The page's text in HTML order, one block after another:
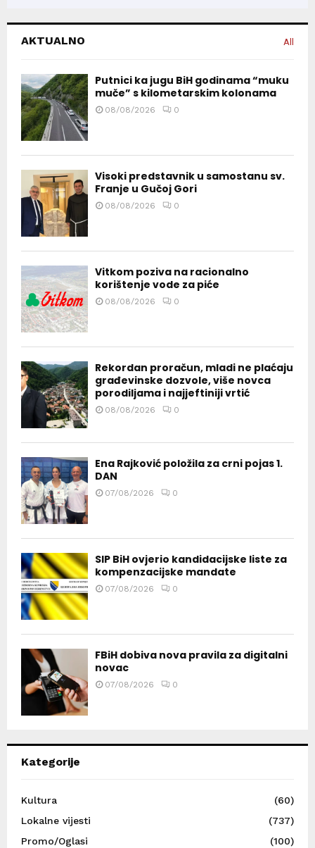
AKTUALNO All
Putnici ka jugu BiH godinama “muku
muče” s kilometarskim kolonama
08/08/2026 0
Visoki predstavnik u samostanu sv.
Franje u Gučoj Gori
08/08/2026 0
Vitkom poziva na racionalno
korištenje vode za piće
08/08/2026 0
Rekordan proračun, mladi ne plaćaju
građevinske dozvole, više novca
porodiljama i najjeftiniji vrtić
08/08/2026 0
Ena Rajković položila za crni pojas 1.
DAN
07/08/2026 0
SIP BiH ovjerio kandidacijske liste za
kompenzacijske mandate
07/08/2026 0
FBiH dobiva nova pravila za digitalni
novac
07/08/2026 0
Kategorije
Kultura
(60)
Lokalne vijesti
(737)
Promo/Oglasi
(100)